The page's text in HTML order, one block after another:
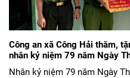
Công an xã Công Hải thăm,
nhân kỷ niệm 79 năm Ngày
- 27/7/2026)
Nhân kỷ niệm 79 năm Ngày